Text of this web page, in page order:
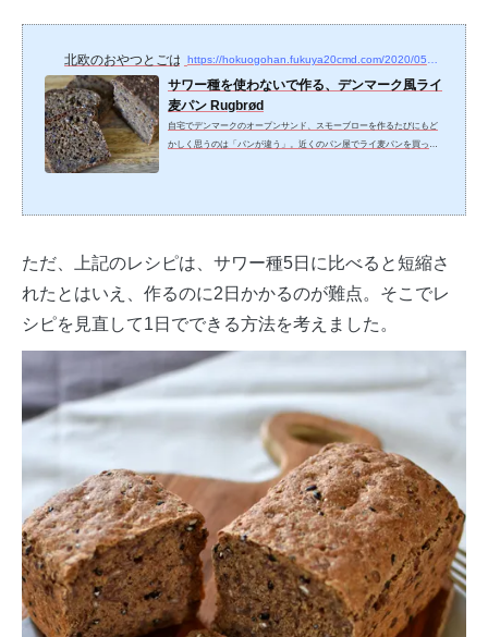
北欧のおやつとごはん
サワー種を使わないで作る、デンマーク風ライ
麦パン Rugbrød
自宅でデンマークのオープンサンド、スモーブローを作るたびにもど
かしく思うのは「パンが違う」。近くのパン屋でライ麦パンを買って
した。こだわったのはイーストで作ること。ライ麦パンの発酵には通
るまで手間も日にちもかかる。はっきり言ってめんどくさもちろ
ん、...
ただ、上記のレシピは、サワー種5日に比べると短縮さ
れたとはいえ、作るのに2日かかるのが難点。そこでレ
シピを見直して1日でできる方法を考えました。